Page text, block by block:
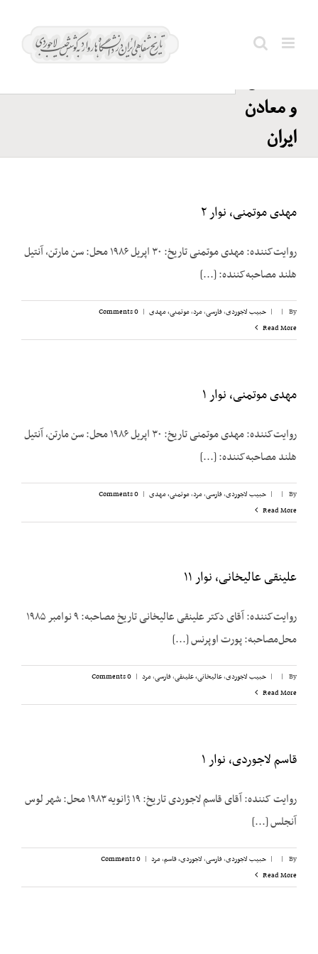
بازرگانی
و معادن
ایران
for:
مهدی موتمنی، نوار ۲
روایت‌کننده: مهدی موتمنی تاریخ: ۳۰ اپریل ۱۹۸۶ محل: سن مارتن، آنتیل
هلند مصاحبه‌کننده: [...]
By
|
| حبیب لاجوردی,فارسی,مرد,موتمنی، مهدی |
0 Comments
Read More
مهدی موتمنی، نوار ۱
روایت‌کننده: مهدی موتمنی تاریخ: ۳۰ اپریل ۱۹۸۶ محل: سن مارتن، آنتیل
هلند مصاحبه‌کننده: [...]
By
|
| حبیب لاجوردی,فارسی,مرد,موتمنی، مهدی |
0 Comments
Read More
علینقی عالیخانی، نوار ۱۱
روایت‌کننده: آقای دکتر علینقی عالیخانی تاریخ مصاحبه: ۹ نوامبر ۱۹۸۵
محل‌مصاحبه: پورت اوپرنس [...]
By
|
| حبیب لاجوردی,عالیخانی، علینقی,فارسی,مرد |
0 Comments
Read More
قاسم لاجوردی، نوار ۱
روایت کننده: آقای قاسم لاجوردی تاریخ: ۱۹ ژانویه ۱۹۸۳ محل: شهر لوس
آنجلس [...]
By
|
| حبیب لاجوردی,فارسی,لاجوردی، قاسم,مرد |
0 Comments
Read More